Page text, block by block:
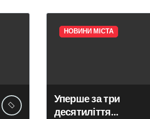
НОВИНИ МІСТА
Уперше за три
десятиліття